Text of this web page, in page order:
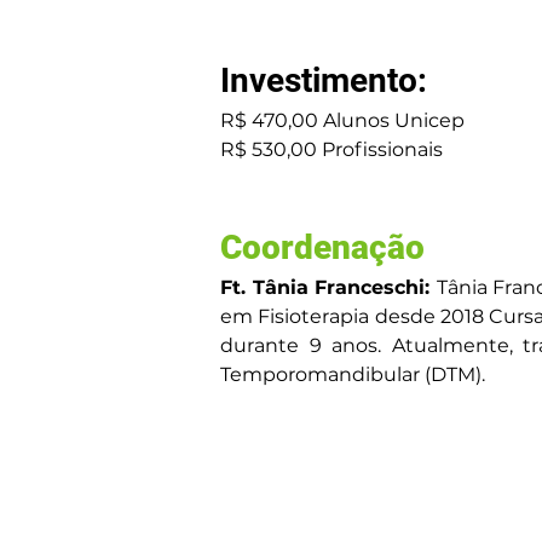
Investimento:
R$ 470,00 Alunos Unicep
R$ 530,00 Profissionais
Coordenação
Ft. Tânia Franceschi: Tânia
em Fisioterapia desde 2018
durante 9 anos. Atualmente,
Temporomandibular (DTM).